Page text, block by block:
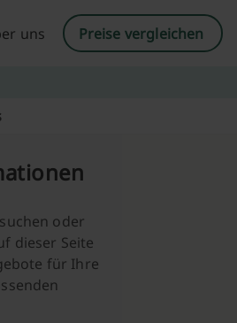
uns Preise vergleichen
oder
dieser Seite
für Ihre